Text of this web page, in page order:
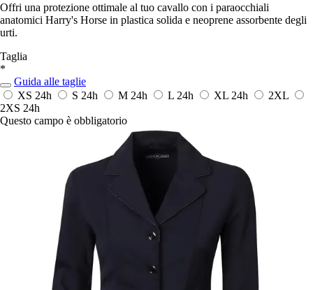
Offri una protezione ottimale al tuo cavallo con i paraocchiali
anatomici Harry's Horse in plastica solida e neoprene assorbente degli
urti.
Taglia
*
Guida alle taglie
XS 24h S 24h M 24h L 24h XL 24h
2XL
2XS 24h
Questo campo è obbligatorio